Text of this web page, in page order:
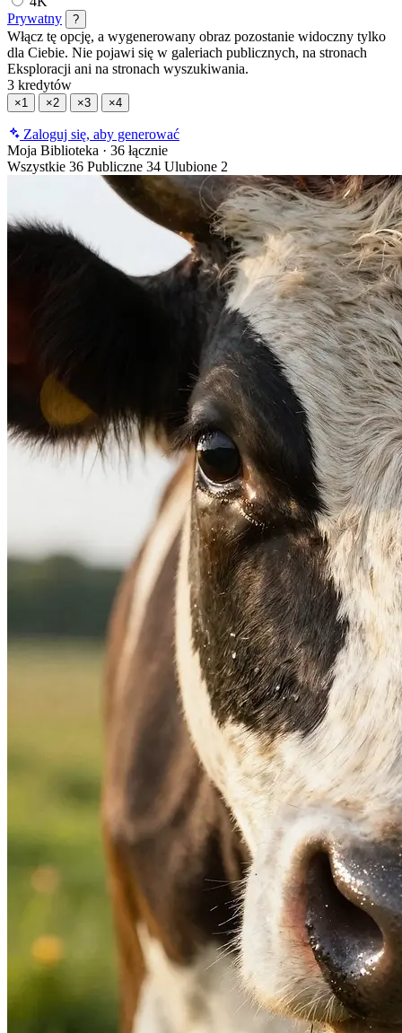
Prywatny
?
Włącz tę opcję, a wygenerowany obraz pozostanie widoczny tylko
dla Ciebie. Nie pojawi się w galeriach publicznych, na stronach
Eksploracji ani na stronach wyszukiwania.
3 kredytów
×1 ×2 ×3 ×4
Zaloguj się, aby generować
Moja Biblioteka · 36 łącznie
Wszystkie 36 Publiczne 34 Ulubione 2